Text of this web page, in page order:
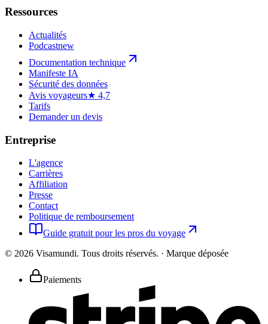
Ressources
Actualités
Podcastnew
Documentation technique
Manifeste IA
Sécurité des données
Avis voyageurs★ 4,7
Tarifs
Demander un devis
Entreprise
L'agence
Carrières
Affiliation
Presse
Contact
Politique de remboursement
Guide gratuit pour les pros du voyage
© 2026 Visamundi. Tous droits réservés. · Marque déposée
Paiements